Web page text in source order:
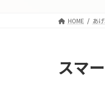
HOME あ
スマ